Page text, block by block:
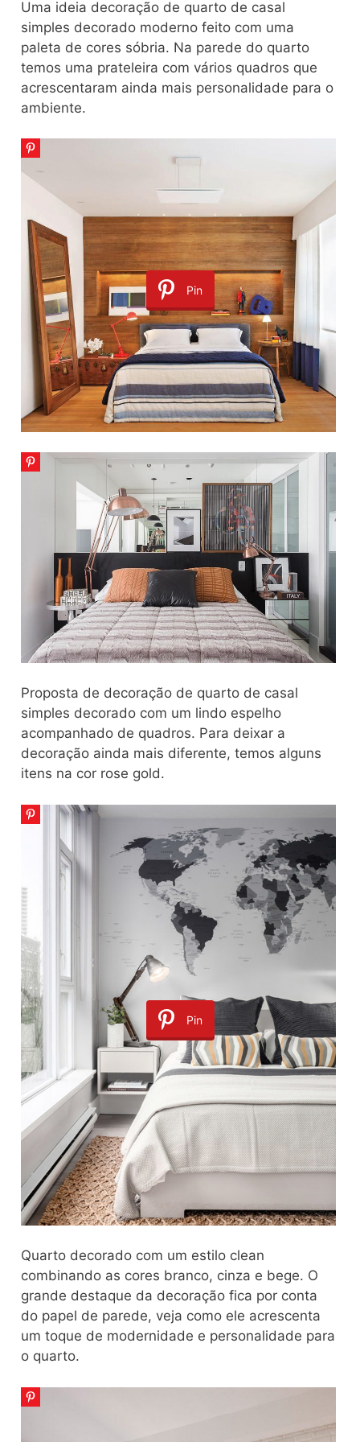
Uma ideia decoração de quarto de casal
simples decorado moderno feito com uma
paleta de cores sóbria. Na parede do quarto
temos uma prateleira com vários quadros que
acrescentaram ainda mais personalidade para o
ambiente.
Pin
Proposta de decoração de quarto de casal
simples decorado com um lindo espelho
acompanhado de quadros. Para deixar a
decoração ainda mais diferente, temos alguns
itens na cor rose gold.
Pin
Quarto decorado com um estilo clean
combinando as cores branco, cinza e bege. O
grande destaque da decoração fica por conta
do papel de parede, veja como ele acrescenta
um toque de modernidade e personalidade para
o quarto.